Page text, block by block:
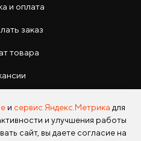
и оплата
заказ
товара
и сервис Яндекс.Метрика для
и улучшения работы
сайт, вы даете согласие на